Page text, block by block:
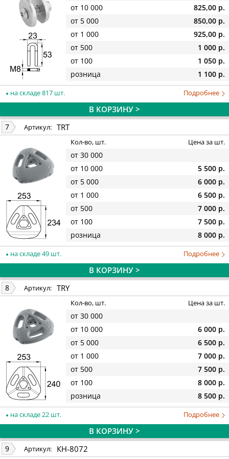
от 10 000
825,00 р.
от 5 000
850,00 р.
от 1 000
925,00 р.
от 500
1 000 р.
от 100
1 050 р.
розница
1 100 р.
на складе 817 шт. Подробнее
В КОРЗИНУ >
7 Артикул: TRT
Кол-во, шт. Цена за шт.
от 30 000
от 10 000
5 500 р.
от 5 000
6 000 р.
от 1 000
6 500 р.
от 500
7 000 р.
от 100
7 500 р.
розница
8 000 р.
на складе 49 шт. Подробнее
В КОРЗИНУ >
8 Артикул: TRY
Кол-во, шт. Цена за шт.
от 30 000
от 10 000
6 000 р.
от 5 000
6 500 р.
от 1 000
7 000 р.
от 500
7 500 р.
от 100
8 000 р.
розница
8 500 р.
на складе 22 шт. Подробнее
В КОРЗИНУ >
9 Артикул: КН-8072